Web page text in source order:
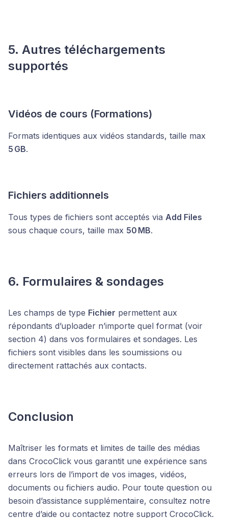
5. Autres téléchargements
supportés
Vidéos de cours (Formations)
Formats identiques aux vidéos standards, taille max
5 GB.
Fichiers additionnels
Tous types de fichiers sont acceptés via Add Files
sous chaque cours, taille max 50 MB.
6. Formulaires & sondages
Les champs de type Fichier permettent aux
répondants d’uploader n’importe quel format (voir
section 4) dans vos formulaires et sondages. Les
fichiers sont visibles dans les soumissions ou
directement rattachés aux contacts.
Conclusion
Maîtriser les formats et limites de taille des médias
dans CrocoClick vous garantit une expérience sans
erreurs lors de l’import de vos images, vidéos,
documents ou fichiers audio. Pour toute question ou
besoin d’assistance supplémentaire, consultez notre
centre d’aide ou contactez notre support CrocoClick.